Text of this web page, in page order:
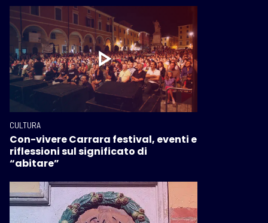
CULTURA
Con-vivere Carrara festival, eventi e
riflessioni sul significato di
“abitare”